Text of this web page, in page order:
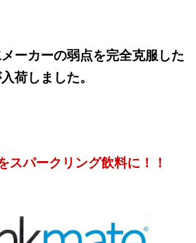
ーカーの弱点を完全克服した
荷しました。
スパークリング飲料に！！